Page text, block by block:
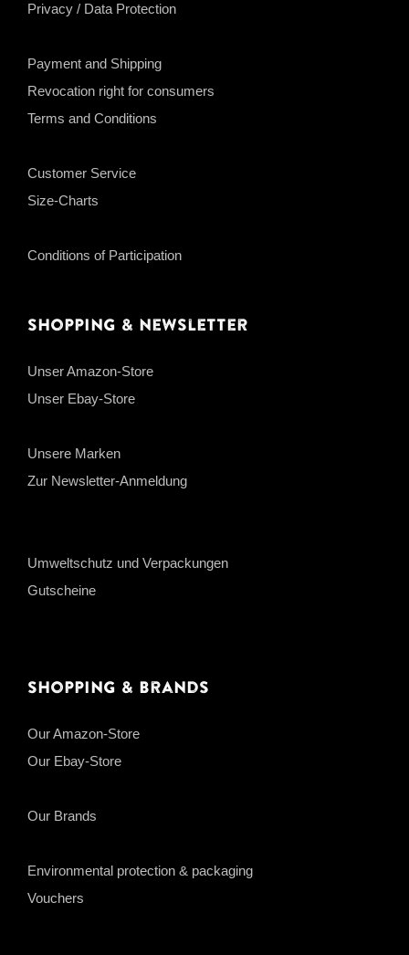
Privacy / Data Protection
Payment and Shipping
Revocation right for consumers
Terms and Conditions
Customer Service
Size-Charts
Conditions of Participation
Shopping & Newsletter
Unser Amazon-Store
Unser Ebay-Store
Unsere Marken
Zur Newsletter-Anmeldung
Umweltschutz und Verpackungen
Gutscheine
Shopping & Brands
Our Amazon-Store
Our Ebay-Store
Our Brands
Environmental protection & packaging
Vouchers